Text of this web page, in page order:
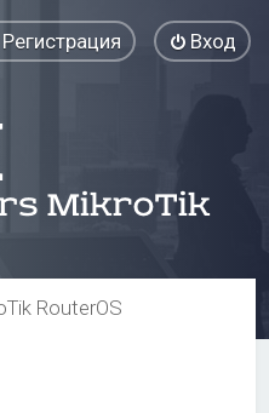
Вход
Регистрация
RouterOS